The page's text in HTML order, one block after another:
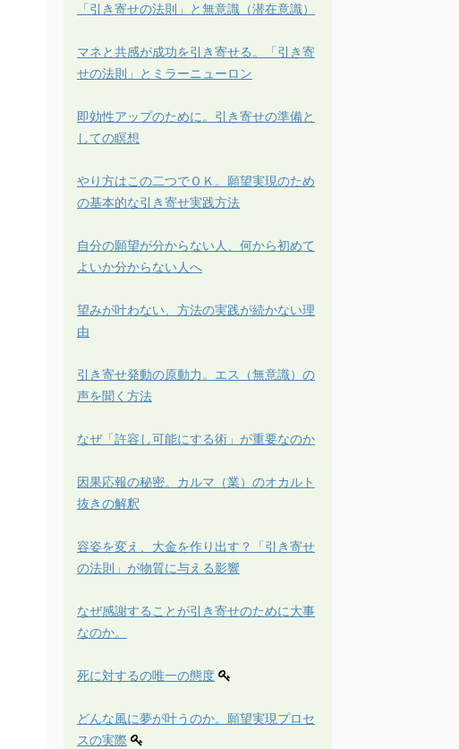
「引き寄せの法則」と無意識（潜在意識）
マネと共感が成功を引き寄せる。「引き寄
せの法則」とミラーニューロン
即効性アップのために。引き寄せの準備と
しての瞑想
やり方はこの二つでＯＫ。願望実現のため
の基本的な引き寄せ実践方法
自分の願望が分からない人、何から初めて
よいか分からない人へ
望みが叶わない、方法の実践が続かない理
由
引き寄せ発動の原動力。エス（無意識）の
声を聞く方法
なぜ「許容し可能にする術」が重要なのか
因果応報の秘密。カルマ（業）のオカルト
抜きの解釈
容姿を変え、大金を作り出す？「引き寄せ
の法則」が物質に与える影響
なぜ感謝することが引き寄せのために大事
なのか。
死に対するの唯一の態度
どんな風に夢が叶うのか。願望実現プロセ
スの実際